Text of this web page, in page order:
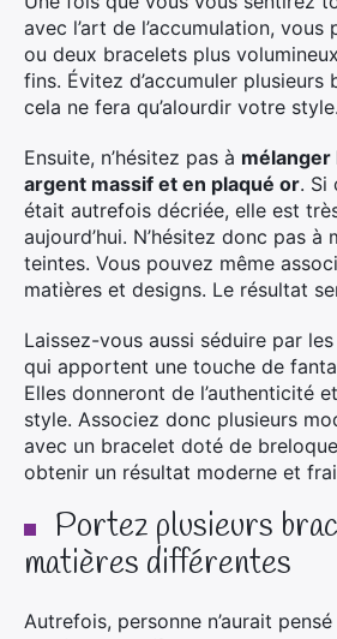
avec l’art de l’accumulation,
ou deux bracelets plus
fins. Évitez d’accumuler plusieurs
cela ne fera qu’alourdir votre style.
Ensuite, n’hésitez pas à mélanger
argent massif et en plaqué or. Si
était autrefois décriée, elle est
aujourd’hui. N’hésitez donc pas à
teintes. Vous pouvez même
matières et designs. Le résultat
Laissez-vous aussi séduire par
qui apportent une touche de
Elles donneront de l’authenticité
style. Associez donc plusieurs
avec un bracelet doté de
obtenir un résultat moderne et
Portez plusieurs
matières différentes
Autrefois, personne n’aurait pensé